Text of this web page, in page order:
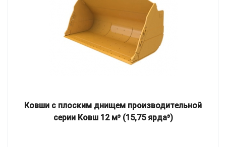
Ковши с плоским днищем производительной
серии Ковш 12 м³ (15,75 ярда³)